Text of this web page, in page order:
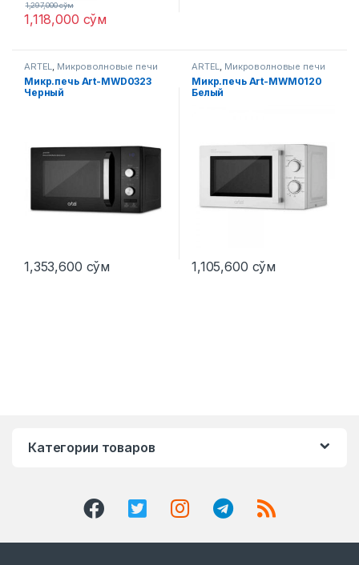
1,118,000 сўм
1,297,000сўм
ARTEL, Микроволновые печи
Микр.печь Art-MWD0323
Черный
1,353,600 сўм
ARTEL, Микроволновые печи
Микр.печь Art-MWM0120
Белый
1,105,600 сўм
Категории товаров